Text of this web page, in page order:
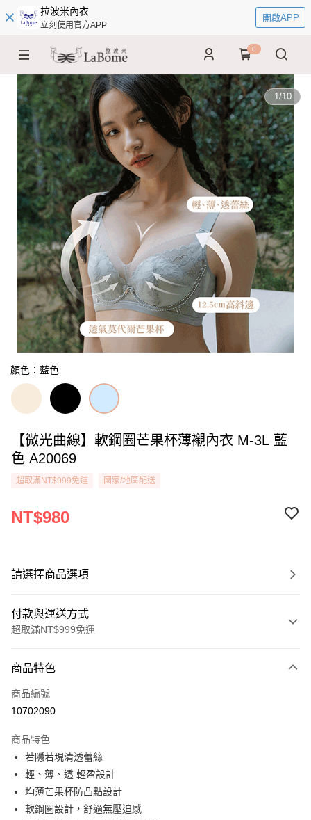
拉波米內衣
立刻使用官方APP
開啟APP
0
1/10
顏色：藍色
【微光曲線】軟鋼圈芒果杯薄襯內衣 M-3L 藍
色 A20069
超取滿NT$999免運 國家/地區配送
NT$980
請選擇商品選項
付款與運送方式
超取滿NT$999免運
信用卡一次付款
超商取貨付款
Apple Pay
悠遊付
全盈+PAY
商品特色
商品編號
10702090
商品特色
若隱若現清透蕾絲
輕、薄、透 輕盈設計
均薄芒果杯防凸點設計
軟鋼圈設計，舒適無壓迫感